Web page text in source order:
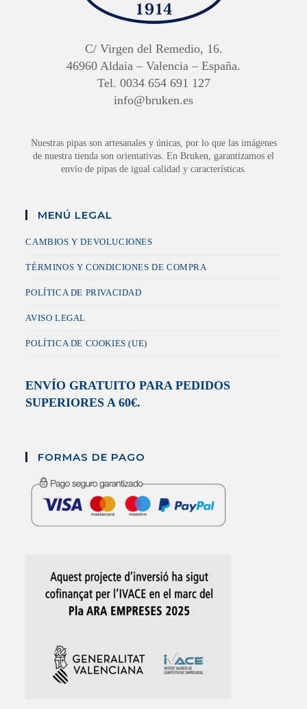
C/ Virgen del Remedio, 16.
46960 Aldaia – Valencia – España.
Tel. 0034 654 691 127
info@bruken.es
Nuestras pipas son artesanales y únicas, por lo que las imágenes
de nuestra tienda son orientativas. En Bruken, garantizamos el
envío de pipas de igual calidad y características.
MENÚ LEGAL
CAMBIOS Y DEVOLUCIONES
TÉRMINOS Y CONDICIONES DE COMPRA
POLÍTICA DE PRIVACIDAD
AVISO LEGAL
POLÍTICA DE COOKIES (UE)
ENVÍO GRATUITO PARA PEDIDOS
SUPERIORES A 60€.
FORMAS DE PAGO